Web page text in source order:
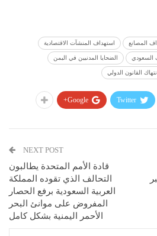
المصانع استهداف المنشآت الاقتصادية
السعودي الضحايا المدنيين في اليمن
القانون الدولي
Twitter
Google+
NEXT POST
قادة الأمم المتحدة يطالبون
التحالف الذي تقوده المملكة
العربية السعودية برفع الحصار
المفروض على موانئ البحر
الأحمر اليمنية بشكل كامل